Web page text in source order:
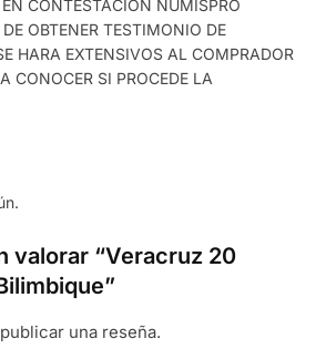
CONTESTACION NUMISPRO
OBTENER TESTIMONIO DE
HARA EXTENSIVOS AL COMPRADOR
CONOCER SI PROCEDE LA
valorar “Veracruz 20
una reseña.